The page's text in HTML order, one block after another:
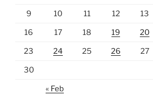
9 10 11 12 13
16 17 18 19 20
23 24 25 26 27
30
« Feb